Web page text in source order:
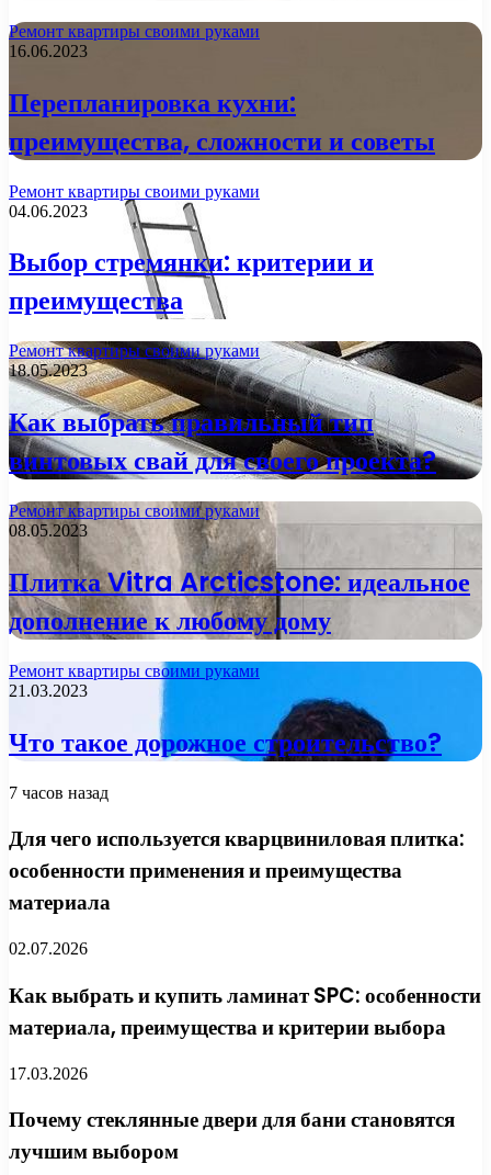
Ремонт квартиры своими руками
16.06.2023
Перепланировка кухни:
преимущества, сложности и советы
Ремонт квартиры своими руками
04.06.2023
Выбор стремянки: критерии и
преимущества
Ремонт квартиры своими руками
18.05.2023
Как выбрать правильный тип
винтовых свай для своего проекта?
Ремонт квартиры своими руками
08.05.2023
Плитка Vitra Arcticstone: идеальное
дополнение к любому дому
Ремонт квартиры своими руками
21.03.2023
Что такое дорожное строительство?
7 часов назад
Для чего используется кварцвиниловая плитка:
особенности применения и преимущества
материала
02.07.2026
Как выбрать и купить ламинат SPC: особенности
материала, преимущества и критерии выбора
17.03.2026
Почему стеклянные двери для бани становятся
лучшим выбором